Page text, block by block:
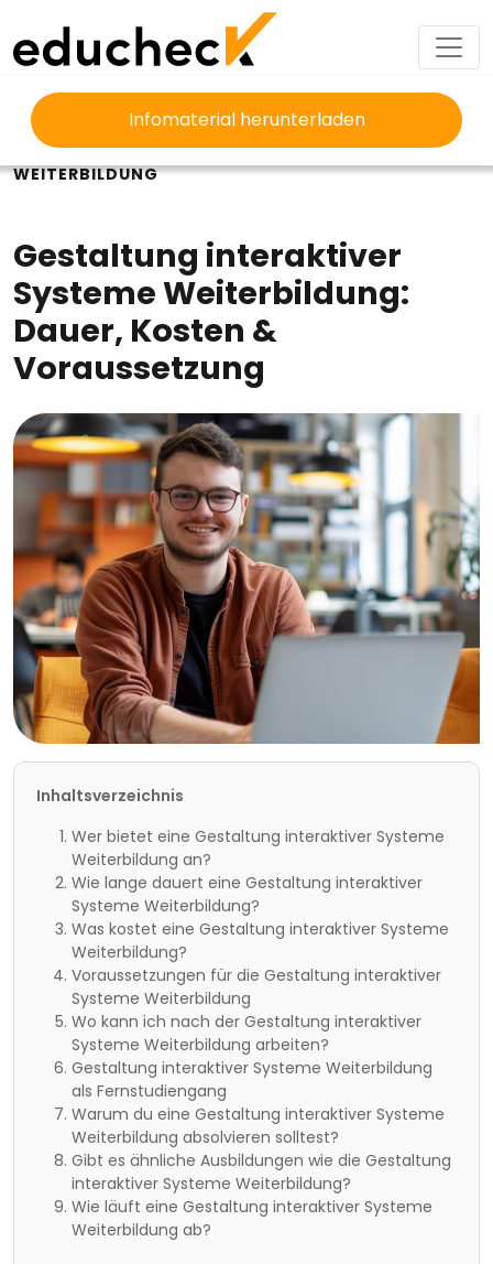
Infomaterial herunterladen
EDUCHECK
AUSBILDUNG
GESTALTUNG INTERAKTIVER SYSTEME
WEITERBILDUNG
Gestaltung interaktiver
Systeme Weiterbildung:
Dauer, Kosten &
Voraussetzung
Inhaltsverzeichnis
Wer bietet eine Gestaltung interaktiver Systeme
Weiterbildung an?
Wie lange dauert eine Gestaltung interaktiver
Systeme Weiterbildung?
Was kostet eine Gestaltung interaktiver Systeme
Weiterbildung?
Voraussetzungen für die Gestaltung interaktiver
Systeme Weiterbildung
Wo kann ich nach der Gestaltung interaktiver
Systeme Weiterbildung arbeiten?
Gestaltung interaktiver Systeme Weiterbildung
als Fernstudiengang
Warum du eine Gestaltung interaktiver Systeme
Weiterbildung absolvieren solltest?
Gibt es ähnliche Ausbildungen wie die Gestaltung
interaktiver Systeme Weiterbildung?
Wie läuft eine Gestaltung interaktiver Systeme
Weiterbildung ab?